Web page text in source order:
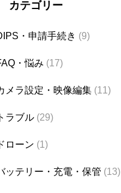
カテゴリー
・申請手続き (9)
・悩み (17)
メラ設定・映像編集 (11)
トラブル (29)
ローン (1)
ッテリー・充電・保管 (13)